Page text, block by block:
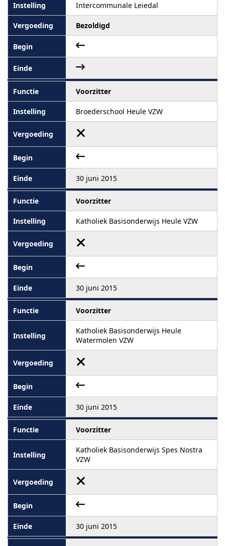
Intercommunale Leiedal
Bezoldigd
Voorzitter
Broederschool Heule VZW
30 juni 2015
Voorzitter
Katholiek Basisonderwijs Heule VZW
30 juni 2015
Voorzitter
Katholiek Basisonderwijs Heule
Watermolen VZW
30 juni 2015
Voorzitter
Katholiek Basisonderwijs Spes Nostra
VZW
30 juni 2015